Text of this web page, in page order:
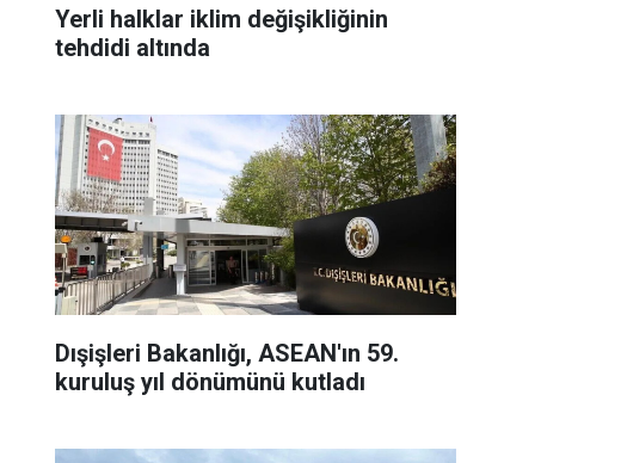
Yerli halklar iklim değişikliğinin
tehdidi altında
Dışişleri Bakanlığı, ASEAN'ın 59.
kuruluş yıl dönümünü kutladı